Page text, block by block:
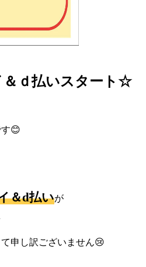
＆ｄ払いスタート☆
😊
＆d払いが
申し訳ございません😢